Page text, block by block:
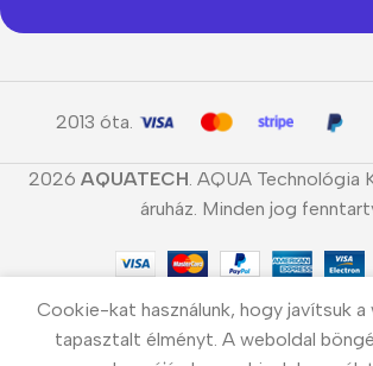
2013 óta.
2026 AQUATECH. AQUA
áruház. Minden jog
Cookie-kat használunk, hogy javítsuk a
tapasztalt élményt. A weboldal
10″-os, 20